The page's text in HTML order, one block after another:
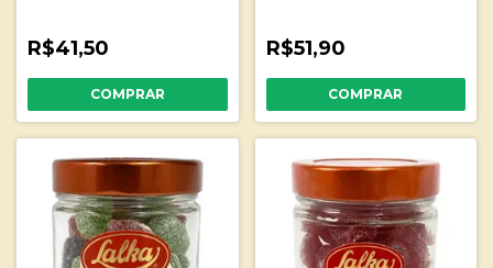
R$41,50 R$51,90